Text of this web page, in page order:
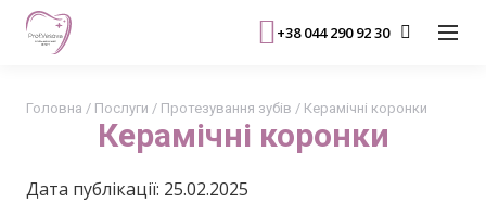
+38 044 290 92 30
Керамічні коронки
Головна / Послуги / Протезування зубів / Керамічні коронки
Дата публікації: 25.02.2025